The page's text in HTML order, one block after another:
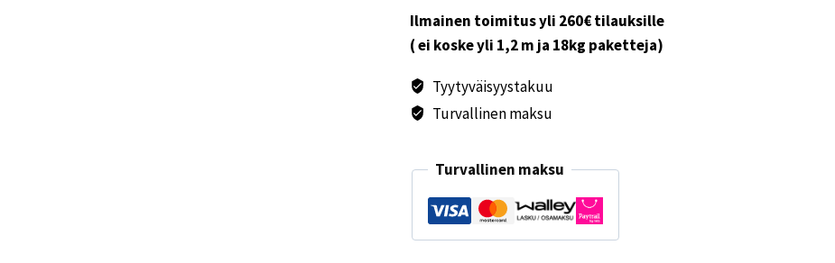
Ilmainen toimitus yli 260€ tilauksille
( ei koske yli 1,2 m ja 18kg paketteja)
Tyytyväisyystakuu
Turvallinen maksu
Turvallinen maksu